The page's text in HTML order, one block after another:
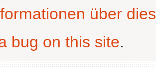
über
bug on this site.